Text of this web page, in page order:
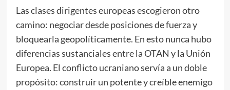
Las clases dirigentes europeas escogieron otro
camino: negociar desde posiciones de fuerza y
bloquearla geopolíticamente. En esto nunca hubo
diferencias sustanciales entre la OTAN y la Unión
Europea. El conflicto ucraniano servía a un doble
propósito: construir un potente y creíble enemigo